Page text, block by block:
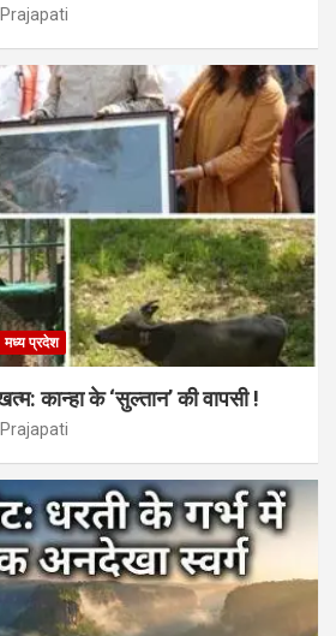
मध्य प्रदेश
कान्हा के ‘सुल्तान’ की वापसी !